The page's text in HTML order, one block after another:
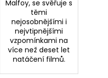
Malfoy, se svěřuje s
těmi
nejosobnějšími i
nejvtipnějšími
vzpomínkami na
více než deset let
natáčení filmů.